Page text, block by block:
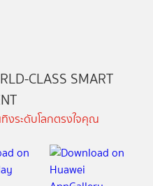
CLASS SMART
งระดับโลกตรงใจคุณ